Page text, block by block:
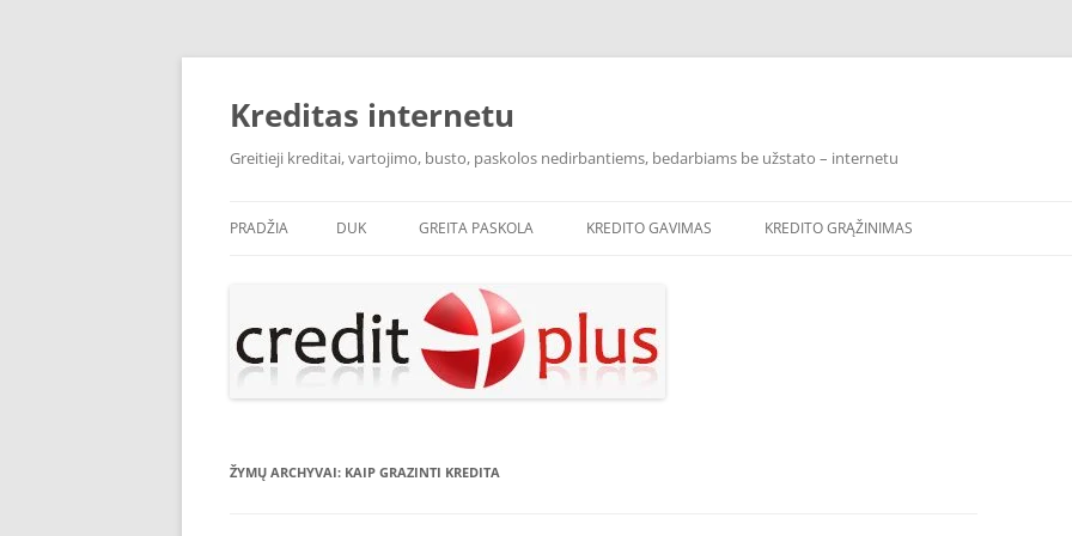
Pereiti
Kreditas internetu
Greitieji kreditai, vartojimo, busto, paskolos nedirbantiems, bedarbiams be užstato – internetu
PRADŽIA DUK GREITA PASKOLA KREDITO GAVIMAS KREDITO GRĄŽINIMAS
ŽYMŲ ARCHYVAI: KAIP GRAZINTI KREDITA